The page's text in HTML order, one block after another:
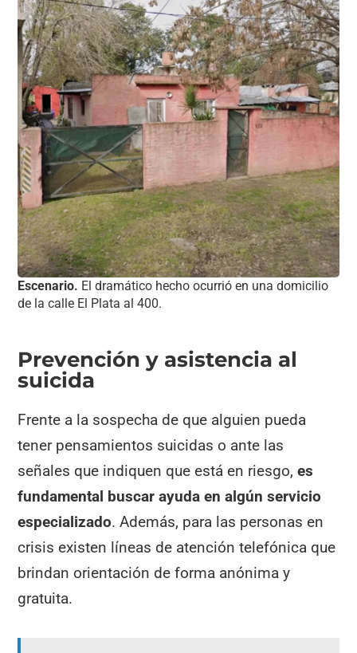
Escenario. El dramático hecho ocurrió en una domicilio
de la calle El Plata al 400.
Prevención y asistencia al
suicida
Frente a la sospecha de que alguien pueda
tener pensamientos suicidas o ante las
señales que indiquen que está en riesgo,es
fundamental buscar ayuda en algún servicio
especializado. Además, para las personas en
crisis existen líneas de atención telefónica que
brindan orientación de forma anónima y
gratuita.